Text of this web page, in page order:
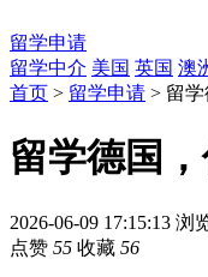
留学申请
留学中介 美国 英国 澳
首页 > 留学申请 > 留学
留学德国
2026-06-09 17:15:13 浏
点赞 55 收藏 56